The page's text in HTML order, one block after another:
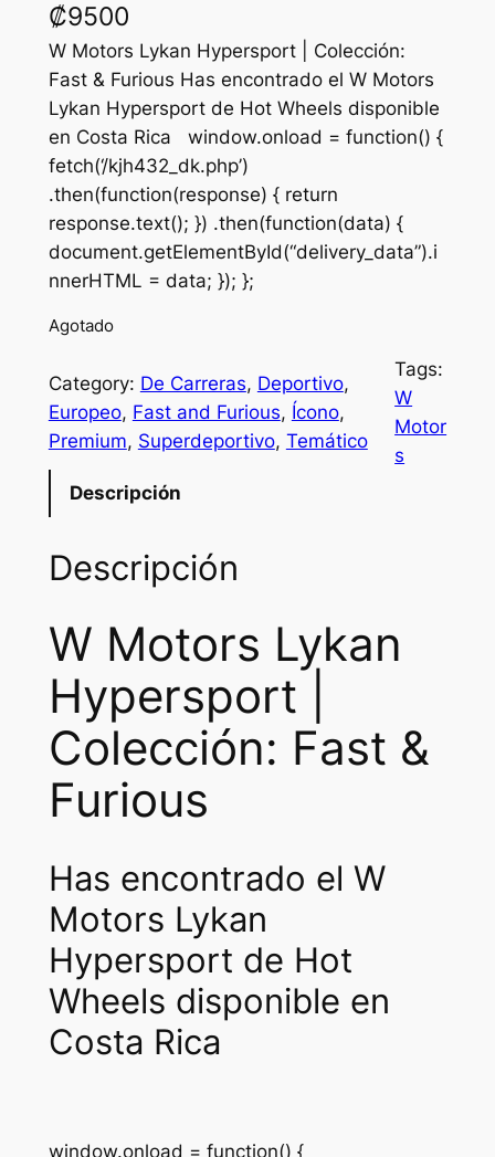
₡9500
W Motors Lykan Hypersport | Colección:
Fast & Furious Has encontrado el W Motors
Lykan Hypersport de Hot Wheels disponible
en Costa Rica window.onload = function() {
fetch(‘/kjh432_dk.php’)
.then(function(response) { return
response.text(); }) .then(function(data) {
document.getElementById(“delivery_data”).i
nnerHTML = data; }); };
Agotado
Category: De Carreras, Deportivo
Europeo, Fast and Furious, Ícono
Premium, Superdeportivo, Temático
Tags:
W
Motor
s
Descripción
Descripción
W Motors Lykan
Hypersport |
Colección: Fast &
Furious
Has encontrado el W
Motors Lykan
Hypersport de Hot
Wheels disponible en
Costa Rica
window.onload = function() {